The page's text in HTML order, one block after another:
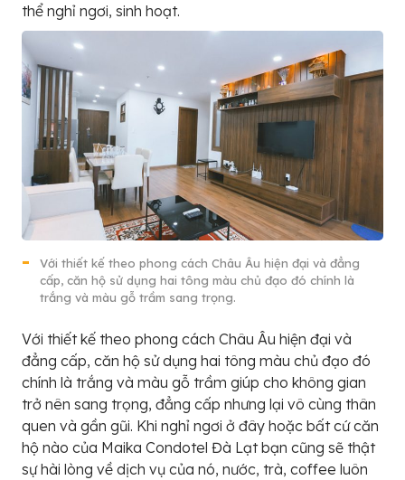
thể nghỉ ngơi, sinh hoạt.
Với thiết kế theo phong cách Châu Âu hiện đại và đẳng
cấp, căn hộ sử dụng hai tông màu chủ đạo đó chính là
trắng và màu gỗ trầm sang trọng.
Với thiết kế theo phong cách Châu Âu hiện đại và
đẳng cấp, căn hộ sử dụng hai tông màu chủ đạo đó
chính là trắng và màu gỗ trầm giúp cho không gian
trở nên sang trọng, đẳng cấp nhưng lại vô cùng thân
quen và gần gũi. Khi nghỉ ngơi ở đây hoặc bất cứ căn
hộ nào của Maika Condotel Đà Lạt bạn cũng sẽ thật
sự hài lòng về dịch vụ của nó, nước, trà, coffee luôn